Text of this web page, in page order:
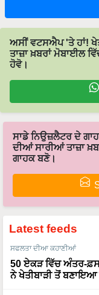
ਅਸੀਂ ਵਟਸਐਪ 'ਤੇ ਹਾਂ!
ਤਾਜ਼ਾ ਖ਼ਬਰਾਂ ਮੋਬਾਈਲ
ਹੋਵੋ।
ਸਾਡੇ ਨਿਉਜ਼ਲੈਟਰ ਦੇ
ਦੀਆਂ ਸਾਰੀਆਂ ਤਾਜ਼ਾ
ਗਾਹਕ ਬਣੋ।
Latest feeds
ਸਫਲਤਾ ਦੀਆ ਕਹਾਣੀਆਂ
50 ਏਕੜ ਵਿੱਚ ਅੰਤਰ-
ਨੇ ਖੇਤੀਬਾੜੀ ਤੋਂ ਬਣਾਇਆ